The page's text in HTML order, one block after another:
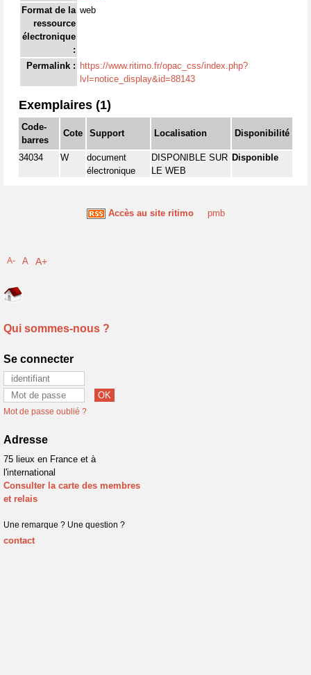
Format de la
ressource
électronique
:
web
Permalink : https://www.ritimo.fr/opac_css/index.php?
lvl=notice_display&id=88143
Exemplaires (1)
Code-
barres
Cote Support Localisation Disponibilité
34034 W
document
électronique
DISPONIBLE SUR
LE WEB
Disponible
Accès au site ritimo pmb
A- A A+
Qui sommes-nous ?
Se connecter
Mot de passe oublié ?
Adresse
75 lieux en France et à
l'international
Consulter la carte des membres
et relais
Une remarque ? Une question ?
contact